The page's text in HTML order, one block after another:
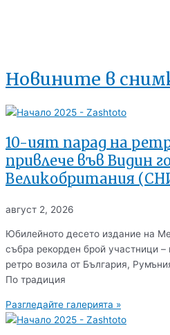
Новините в
10-ият парад на
привлече във Видин
Великобритания
август 2, 2026
Юбилейното десето издание на
събра рекорден брой участници
ретро возила от България,
По традиция
Разгледайте галерията »